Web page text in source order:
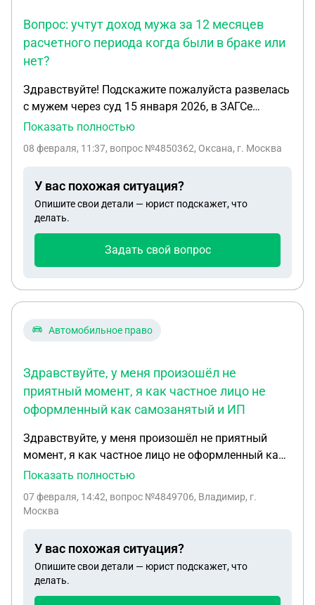
Вопрос: учтут доход мужа за 12 месяцев
расчетного периода когда были в браке или
нет?
Здравствуйте! Подскажите пожалуйста развелась
с мужем через суд 15 января 2026, в ЗАГСе
получила свидетельство 03 февраля 2026. Хочу
мужа за 12 месяцев расчетного периода когда
Показать полностью
08 февраля, 11:37, вопрос №4850362, Оксана, г. Москва
У вас похожая ситуация?
Опишите свои детали — юрист подскажет, что
делать.
Задать свой вопрос
Автомобильное право
Здравствуйте, у меня произошёл не
приятный момент, я как частное лицо не
оформленный как самозанятый и ИП
Здравствуйте, у меня произошёл не приятный
момент, я как частное лицо не оформленный как
самозанятый и ИП решил потаксовать вошёл В
пассажира от места до места и на конечном
вышел и пошёл в неизвестном направлении,
сотрудник ДПС пригласил меня в их автомобиль,
проверили документы сказали все в порядке и
Показать полностью
07 февраля, 14:42, вопрос №4849706, Владимир, г.
Москва
У вас похожая ситуация?
Опишите свои детали — юрист подскажет, что
делать.